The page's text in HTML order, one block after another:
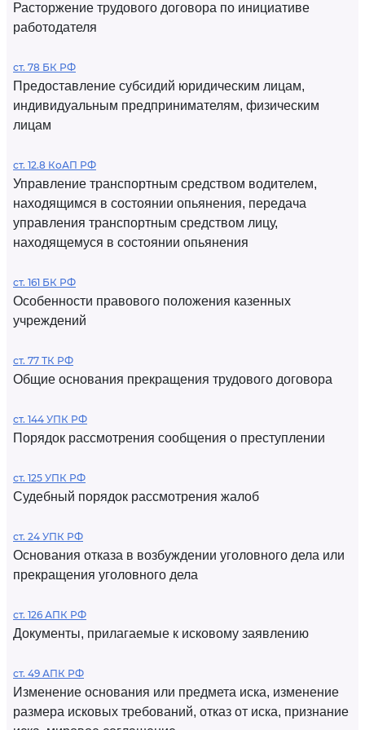
Расторжение трудового договора по инициативе
работодателя
ст. 78 БК РФ
Предоставление субсидий юридическим лицам,
индивидуальным предпринимателям, физическим
лицам
ст. 12.8 КоАП РФ
Управление транспортным средством водителем,
находящимся в состоянии опьянения, передача
управления транспортным средством лицу,
находящемуся в состоянии опьянения
ст. 161 БК РФ
Особенности правового положения казенных
учреждений
ст. 77 ТК РФ
Общие основания прекращения трудового договора
ст. 144 УПК РФ
Порядок рассмотрения сообщения о преступлении
ст. 125 УПК РФ
Судебный порядок рассмотрения жалоб
ст. 24 УПК РФ
Основания отказа в возбуждении уголовного дела или
прекращения уголовного дела
ст. 126 АПК РФ
Документы, прилагаемые к исковому заявлению
ст. 49 АПК РФ
Изменение основания или предмета иска, изменение
размера исковых требований, отказ от иска, признание